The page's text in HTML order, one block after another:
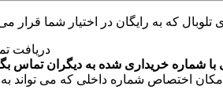
دریافت
امکان اختصاص شماره داخلی که می تواند